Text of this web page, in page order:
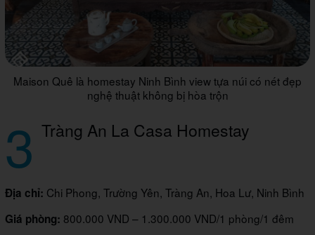
Maison Quê là homestay Ninh Bình view tựa núi có nét đẹp
nghệ thuật không bị hòa trộn
3 Tràng An La Casa Homestay
Địa chỉ: Chi Phong, Trường Yên, Tràng An, Hoa Lư, Ninh Bình
Giá phòng: 800.000 VND – 1.300.000 VND/1 phòng/1 đêm